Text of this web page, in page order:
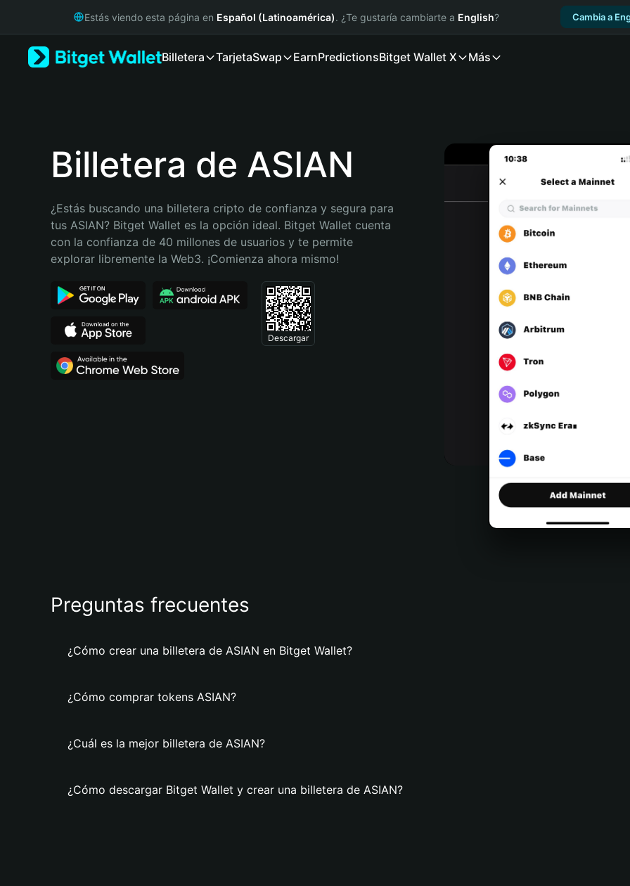
Русский
Bahasa Indonesia
Português (Brasil)
Estás viendo esta página en Español (Latinoamérica). ¿Te gustaría cambiarte a English? Cambia a
Billetera TarjetaSwap EarnPredictionsBitget Wallet X Más
Billetera de ASIAN
¿Estás buscando una billetera cripto de confianza y segura para
tus ASIAN? Bitget Wallet es la opción ideal. Bitget Wallet cuenta
con la confianza de 40 millones de usuarios y te permite
explorar libremente la Web3. ¡Comienza ahora mismo!
Descargar
Preguntas frecuentes
¿Cómo crear una billetera de ASIAN en Bitget Wallet?
¿Cómo comprar tokens ASIAN?
¿Cuál es la mejor billetera de ASIAN?
¿Cómo descargar Bitget Wallet y crear una billetera de ASIAN?